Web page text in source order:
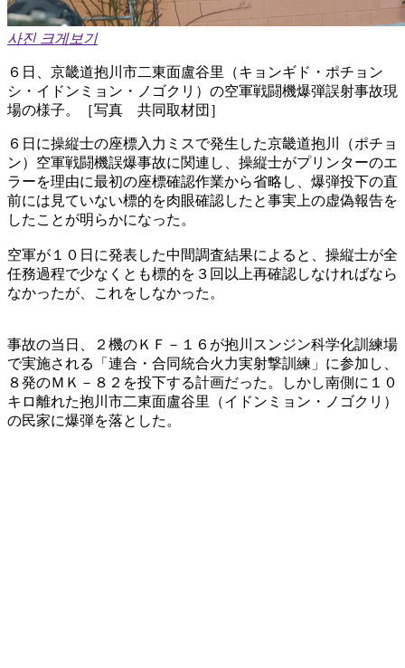
사진 크게보기
６日、京畿道抱川市二東面盧谷里（キョンギド・ポチョン
シ・イドンミョン・ノゴクリ）の空軍戦闘機爆弾誤射事故現
場の様子。［写真 共同取材団］
６日に操縦士の座標入力ミスで発生した京畿道抱川（ポチョ
ン）空軍戦闘機誤爆事故に関連し、操縦士がプリンターのエ
ラーを理由に最初の座標確認作業から省略し、爆弾投下の直
前には見ていない標的を肉眼確認したと事実上の虚偽報告を
したことが明らかになった。
空軍が１０日に発表した中間調査結果によると、操縦士が全
任務過程で少なくとも標的を３回以上再確認しなければなら
なかったが、これをしなかった。
事故の当日、２機のＫＦ－１６が抱川スンジン科学化訓練場
で実施される「連合・合同統合火力実射撃訓練」に参加し、
８発のＭＫ－８２を投下する計画だった。しかし南側に１０
キロ離れた抱川市二東面盧谷里（イドンミョン・ノゴクリ）
の民家に爆弾を落とした。